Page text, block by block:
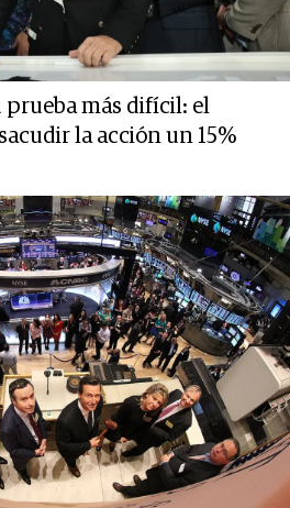
más difícil: el
la acción un 15%